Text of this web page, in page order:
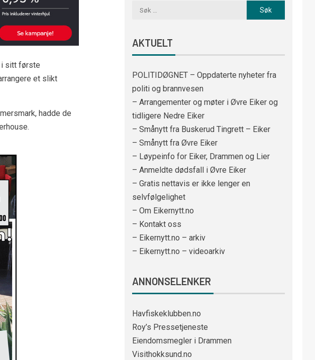
i sitt første
et slikt
hadde de
AKTUELT
POLITIDØGNET – Oppdaterte nyheter fra
politi og brannvesen
– Arrangementer og møter i Øvre Eiker og
tidligere Nedre Eiker
– Smånytt fra Buskerud Tingrett – Eiker
– Smånytt fra Øvre Eiker
– Løypeinfo for Eiker, Drammen og Lier
– Anmeldte dødsfall i Øvre Eiker
– Gratis nettavis er ikke lenger en
selvfølgelighet
– Om Eikernytt.no
– Kontakt oss
– Eikernytt.no – arkiv
– Eikernytt.no – videoarkiv
ANNONSELENKER
Havfiskeklubben.no
Roy’s Pressetjeneste
Eiendomsmegler i Drammen
Visithokksund.no